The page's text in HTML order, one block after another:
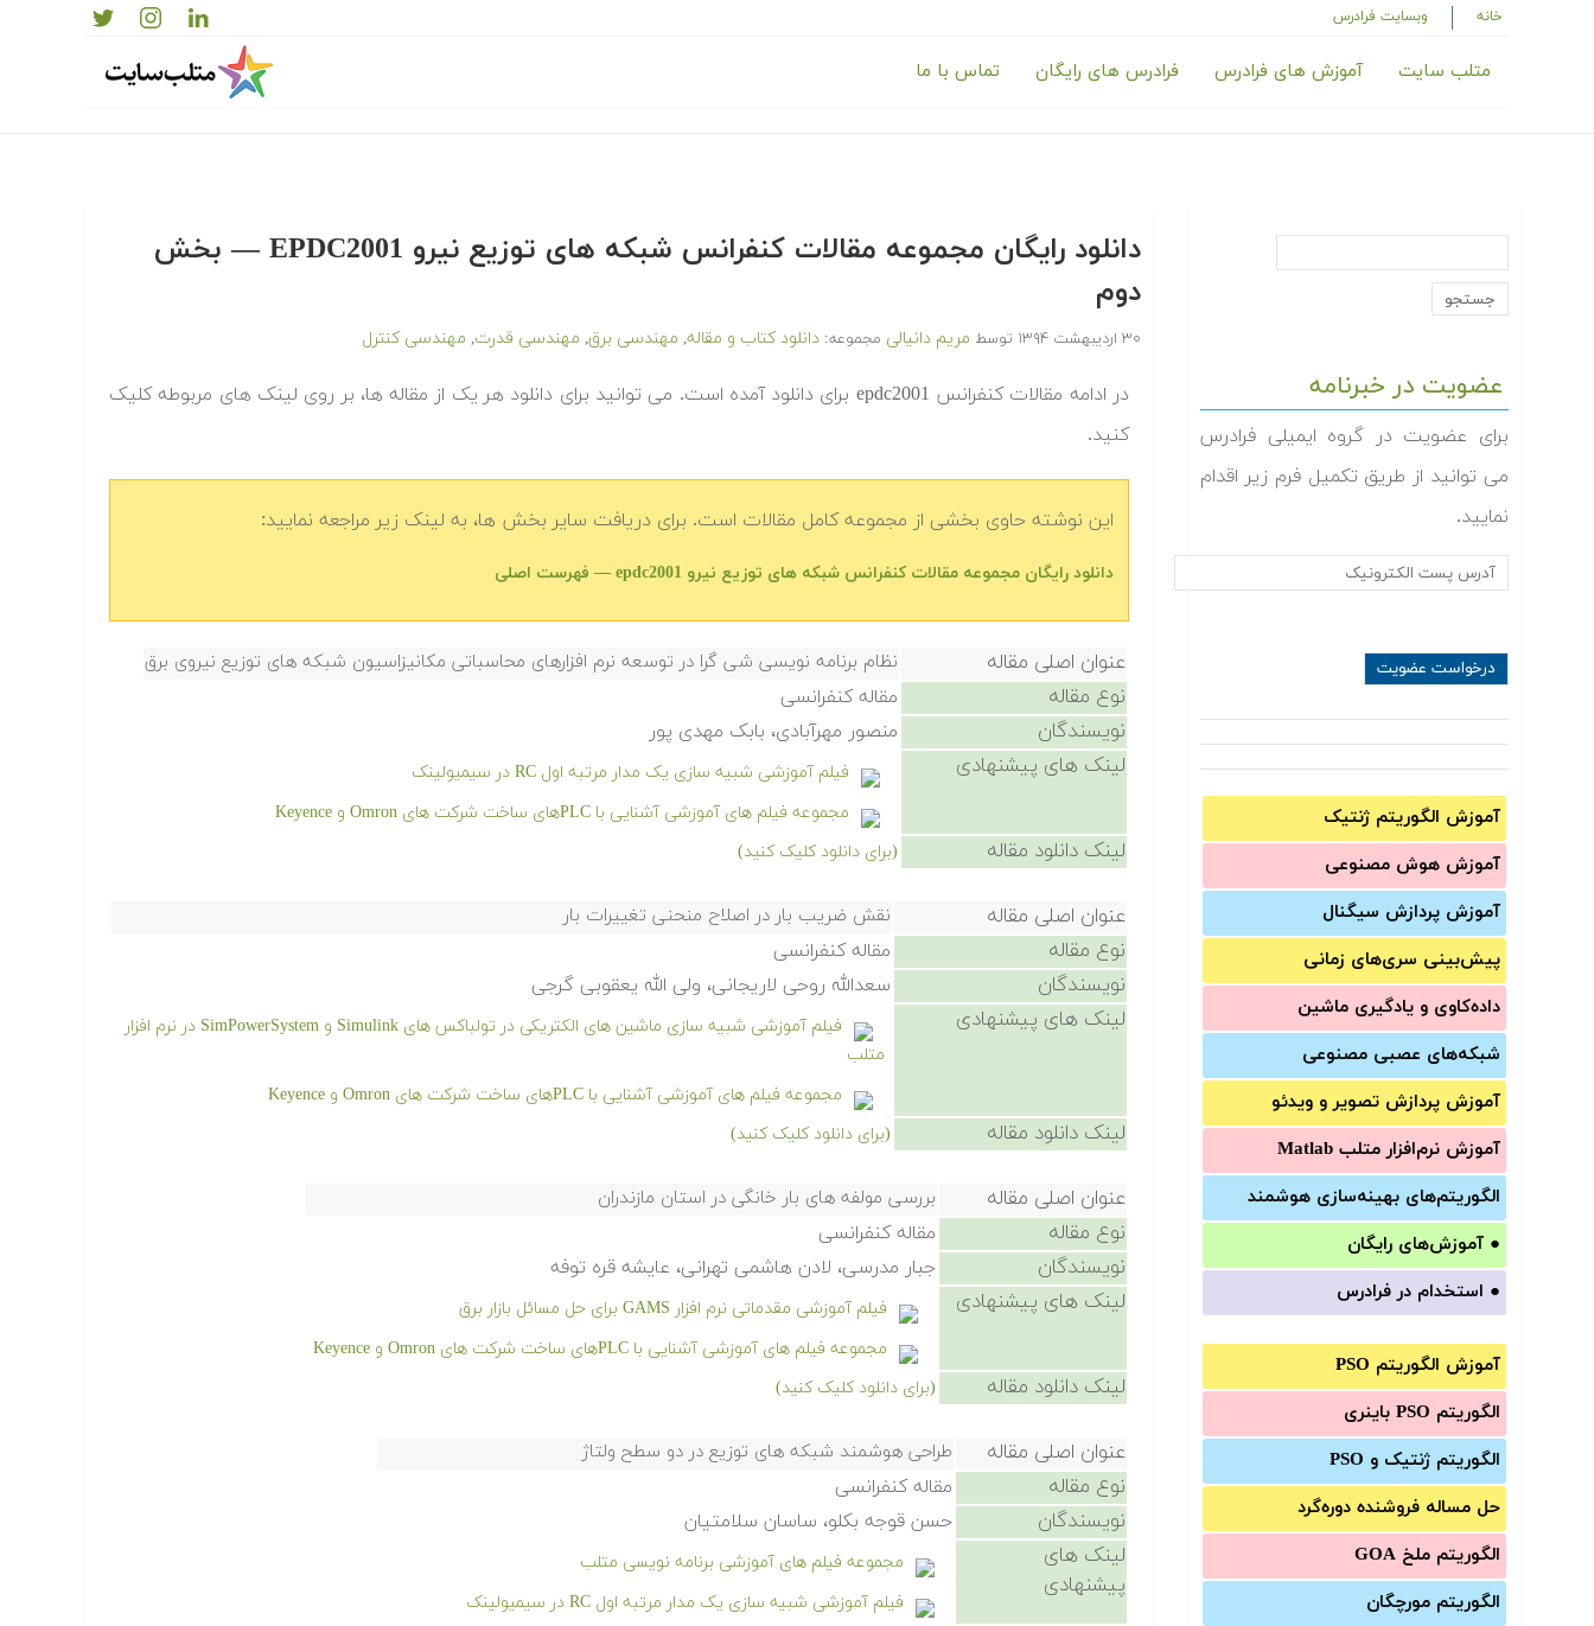
خانه وبسایت فرادرس
متلب سایت آموزش های فرادرس فرادرس های رایگان تماس با ما
عضویت در خبرنامه
برای عضویت در گروه ایمیلی فرادرس
می توانید از طریق تکمیل فرم زیر اقدام
نمایید.
آموزش الگوریتم ژنتیک
آموزش‌ هوش مصنوعی
آموزش‌ پردازش سیگنال
پیش‌‌بینی سری‌‌های زمانی
داده‌کاوی و یادگیری ماشین
شبکه‌های عصبی مصنوعی
آموزش‌ پردازش تصویر و ویدئو
آموزش‌ نرم‌افزار متلب Matlab
الگوریتم‌های بهینه‌سازی هوشمند
● آموزش‌های رایگان
● استخدام در فرادرس
آموزش الگوریتم PSO
الگوریتم PSO باینری
الگوریتم ژنتیک و PSO
حل مساله فروشنده دوره‌گرد
الگوریتم ملخ GOA
الگوریتم مورچگان
دانلود رایگان مجموعه مقالات کنفرانس شبکه های توزیع نیرو EPDC2001 — بخش
دوم
۳۰ اردیبهشت ۱۳۹۴ توسط مریم دانیالی مجموعه: دانلود کتاب و مقاله, مهندسی برق, مهندسی قدرت, مهندسی کنترل
در ادامه مقالات کنفرانس epdc2001 برای دانلود آمده است. می توانید برای دانلود هر یک از مقاله ها، بر روی لینک های مربوطه کلیک
کنید.
این نوشته حاوی بخشی از مجموعه کامل مقالات است. برای دریافت سایر بخش ها، به لینک زیر مراجعه نمایید:
دانلود رایگان مجموعه مقالات کنفرانس شبکه های توزیع نیرو epdc2001 — فهرست اصلی
عنوان اصلی مقاله نظام برنامه نویسی شی گرا در توسعه نرم افزارهای محاسباتی مکانیزاسیون شبکه های توزیع نیروی برق
نوع مقاله مقاله کنفرانسی
نویسندگان منصور مهرآبادی، بابک مهدی پور
لینک های پیشنهادی
فیلم آموزشی شبیه سازی یک مدار مرتبه اول RC در سیمیولینک
مجموعه فیلم های آموزشی آشنایی با PLCهای ساخت شرکت های Omron و Keyence
لینک دانلود مقاله (برای دانلود کلیک کنید)
عنوان اصلی مقاله نقش ضریب بار در اصلاح منحنی تغییرات بار
نوع مقاله مقاله کنفرانسی
نویسندگان سعدالله روحی لاریجانی، ولی الله یعقوبی گرجی
لینک های پیشنهادی
فیلم آموزشی شبیه سازی ماشین های الکتریکی در تولباکس های Simulink و SimPowerSystem در نرم افزار
متلب
مجموعه فیلم های آموزشی آشنایی با PLCهای ساخت شرکت های Omron و Keyence
لینک دانلود مقاله (برای دانلود کلیک کنید)
عنوان اصلی مقاله بررسی مولفه های بار خانگی در استان مازندران
نوع مقاله مقاله کنفرانسی
نویسندگان جبار مدرسی، لادن هاشمی تهرانی، عایشه قره توفه
لینک های پیشنهادی
فیلم آموزشی مقدماتی نرم افزار GAMS برای حل مسائل بازار برق
مجموعه فیلم های آموزشی آشنایی با PLCهای ساخت شرکت های Omron و Keyence
لینک دانلود مقاله (برای دانلود کلیک کنید)
عنوان اصلی مقاله طراحی هوشمند شبکه های توزیع در دو سطح ولتاژ
نوع مقاله مقاله کنفرانسی
نویسندگان حسن قوجه بکلو، ساسان سلامتیان
لینک های
پیشنهادی
مجموعه فیلم های آموزشی برنامه نویسی متلب
فیلم آموزشی شبیه سازی یک مدار مرتبه اول RC در سیمیولینک